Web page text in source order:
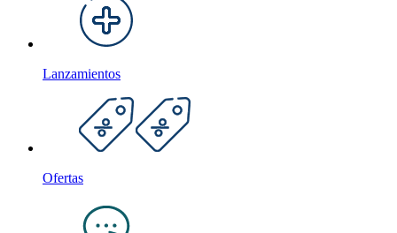
Lanzamientos
Ofertas